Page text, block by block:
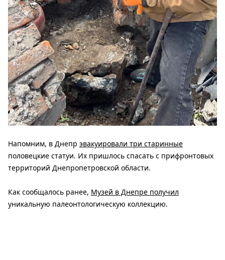
Напомним, в Днепр эвакуировали три старинные
половецкие статуи. Их пришлось спасать с прифронтовых
территорий Днепропетровской области.
Как сообщалось ранее, Музей в Днепре получил
уникальную палеонтологическую коллекцию.